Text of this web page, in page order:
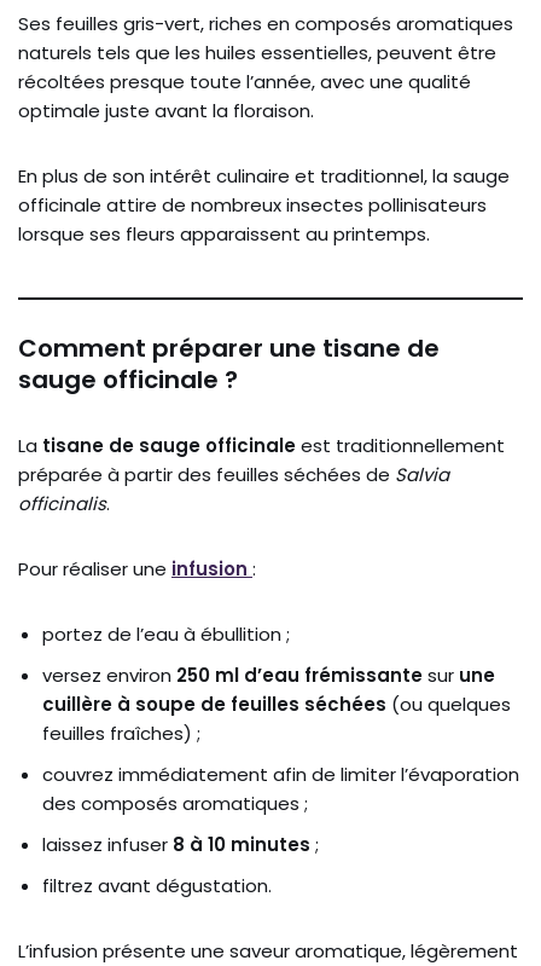
Ses feuilles gris-vert, riches en composés aromatiques
naturels tels que les huiles essentielles, peuvent être
récoltées presque toute l’année, avec une qualité
optimale juste avant la floraison.
En plus de son intérêt culinaire et traditionnel, la sauge
officinale attire de nombreux insectes pollinisateurs
lorsque ses fleurs apparaissent au printemps.
Comment préparer une tisane de
sauge officinale ?
La tisane de sauge officinaleest traditionnellement
préparée à partir des feuilles séchées de Salvia
officinalis.
Pour réaliser une infusion :
portez de l’eau à ébullition ;
versez environ 250 ml d’eau frémissantesur une
cuillère à soupe de feuilles séchées (ou quelques
feuilles fraîches) ;
couvrez immédiatement afin de limiter l’évaporation
des composés aromatiques ;
laissez infuser 8 à 10 minutes ;
filtrez avant dégustation.
L’infusion présente une saveur aromatique, légèrement